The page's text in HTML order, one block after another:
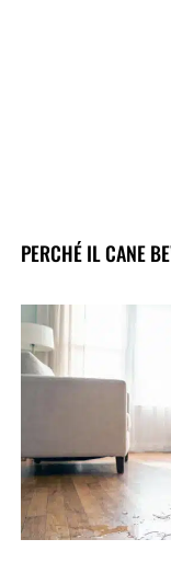
PERCHÉ IL CANE